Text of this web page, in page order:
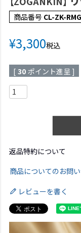
商品番号 CL-ZK-
¥3,300税込
[ 30 ポイント進呈 ]
返品特約について
商品についてのお問
レビューを書く